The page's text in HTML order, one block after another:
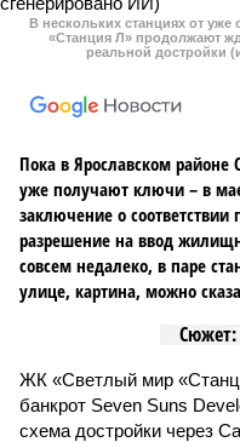
В нескольких станциях от
«Станция Л» продолжают
реальной достройки
Пока в Ярославском
уже получают ключи – в
заключение о
разрешение на ввод
совсем недалеко, в паре
улице, картина, можно
Сюжет:
ЖК «Светлый мир
банкрот Seven Suns
схема достройки через